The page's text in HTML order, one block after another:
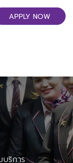
APPLY NOW
ริการ